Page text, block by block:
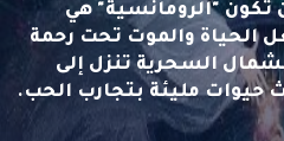
تكون "الرومانسية" هي
الحياة والموت تحت رحمة
السحرية تنزل إلى
حيوات مليئة بتجارب الحب.